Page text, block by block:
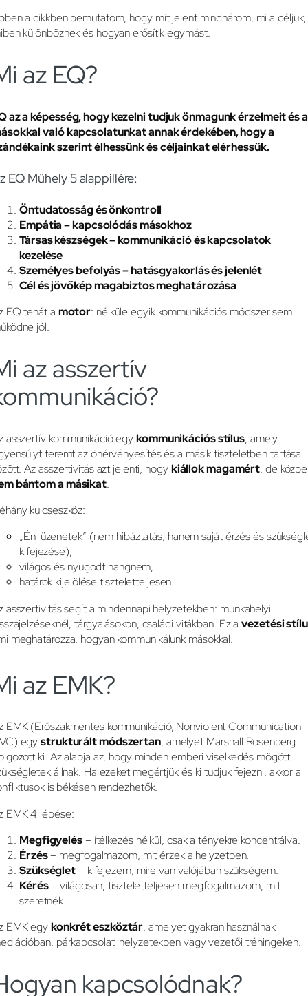
a cikkben bemutatom, hogy mit jelent mindhárom, mi a céljuk,
különböznek és hogyan erősítik egymást.
az EQ?
az a képesség, hogy kezelni tudjuk önmagunk érzelmeit és a
való kapcsolatunkat annak érdekében, hogy a
szerint élhessünk és céljainkat elérhessük.
EQ Műhely 5 alappillére:
Öntudatosság és önkontroll
Empátia – kapcsolódás másokhoz
Társas készségek – kommunikáció és kapcsolatok
kezelése
Személyes befolyás – hatásgyakorlás és jelenlét
Cél és jövőkép magabiztos meghatározása
EQ tehát a motor: nélküle egyik kommunikációs módszer sem
jól.
az asszertív
asszertív kommunikáció egykommunikációs stílus, amely
teremt az önérvényesítés és a másik tiszteletben tartása
Az asszertivitás azt jelenti, hogykiállok magamért, de
bántom a másikat.
kulcseszköz:
„Én-üzenetek” (nem hibáztatás, hanem saját érzés és
kifejezése),
világos és nyugodt hangnem,
határok kijelölése tiszteletteljesen.
asszertivitás segít a mindennapi helyzetekben: munkahelyi
tárgyalásokon, családi vitákban. Ez avezetési
meghatározza, hogyan kommunikálunk másokkal.
az EMK?
EMK (Erőszakmentes kommunikáció, Nonviolent Communication
egystrukturált módszertan, amelyet Marshall Rosenberg
ki. Az alapja az, hogy minden emberi viselkedés mögött
állnak. Ha ezeket megértjük és ki tudjuk fejezni, akkor a
is békésen rendezhetők.
EMK 4 lépése:
Megfigyelés– ítélkezés nélkül, csak a tényekre koncentrálva.
Érzés– megfogalmazom, mit érzek a helyzetben.
Szükséglet– kifejezem, mire van valójában szükségem.
Kérés– világosan, tiszteletteljesen megfogalmazom, mit
szeretnék.
EMK egykonkrét eszköztár, amelyet gyakran használnak
párkapcsolati helyzetekben vagy vezetői tréningeken.
kapcsolódnak?